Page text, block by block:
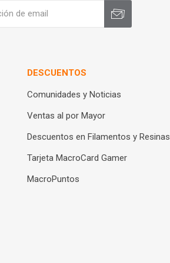
DESCUENTOS
Comunidades y Noticias
Ventas al por Mayor
Descuentos en Filamentos y Resinas
Tarjeta MacroCard Gamer
MacroPuntos